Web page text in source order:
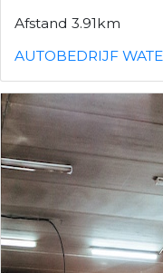
Afstand 3.91km
AUTOBEDRIJF